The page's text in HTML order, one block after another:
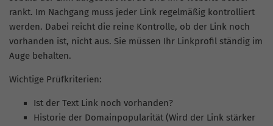
rankt. Im Nachgang muss jeder Link regelmäßig kontrolliert
werden. Dabei reicht die reine Kontrolle, ob der Link noch
vorhanden ist, nicht aus. Sie müssen Ihr Linkprofil ständig im
Auge behalten.
Wichtige Prüfkriterien:
Ist der Text Link noch vorhanden?
Historie der Domainpopularität (Wird der Link stärker